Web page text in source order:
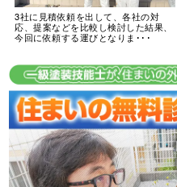
3社に見積依頼を出して、各社の対
応、提案などを比較し検討した結果、
今回に依頼する運びとなりま･･･